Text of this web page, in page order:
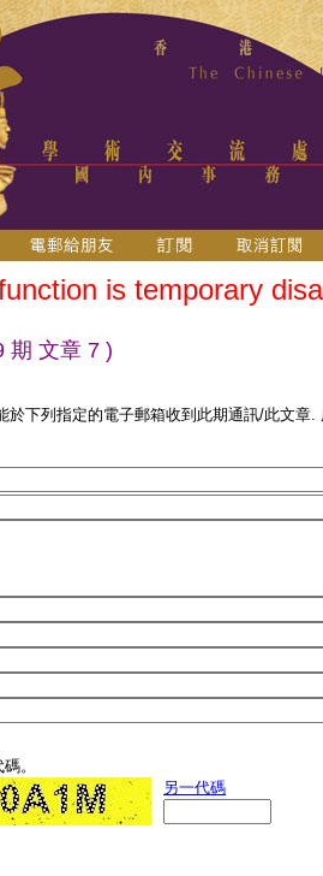
is temporary
期 文章 7 )
於下列指定的電子郵箱收到此期通訊/此文章
。
另一代碼